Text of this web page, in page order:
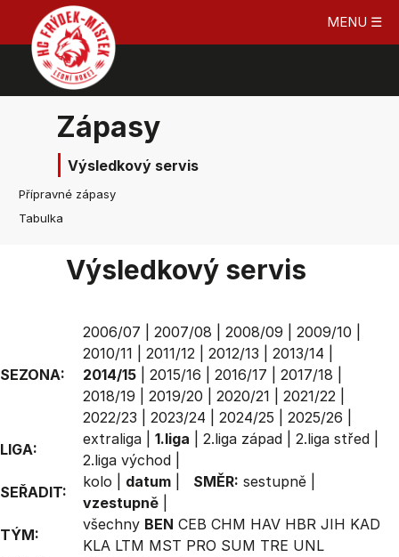
MENU ☰
Zápasy
Výsledkový servis
Přípravné zápasy
Tabulka
Výsledkový servis
SEZONA:
2006/07 2007/08 2008/09 2009/10
2010/11
2011/12 2012/13 2013/14
2014/15
2015/16 2016/17 2017/18
2018/19
2019/20 2020/21 2021/22
2022/23
2023/24 2024/25 2025/26
LIGA:
extraliga 1.liga 2.liga západ 2.liga střed
2.liga východ
SEŘADIT:
kolo datum SMĚR: sestupně
vzestupně
TÝM:
všechny BEN CEB CHM HAV HBR JIH KAD
KLA LTM MST PRO SUM TRE UNL